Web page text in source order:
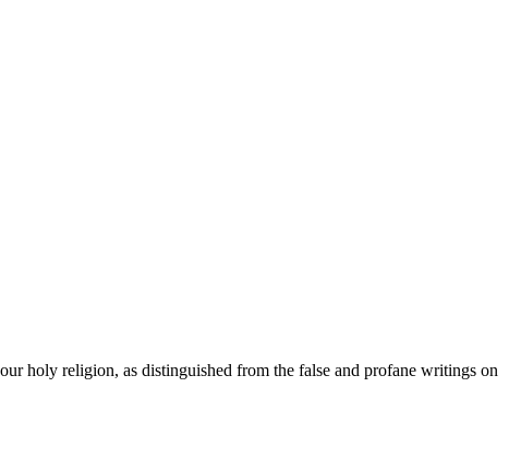
holy religion, as distinguished from the false and profane writings on